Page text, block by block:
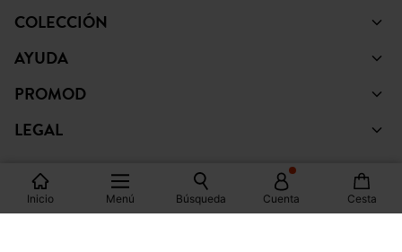
Inicio Menú Búsqueda Cuenta Cesta
LEGAL